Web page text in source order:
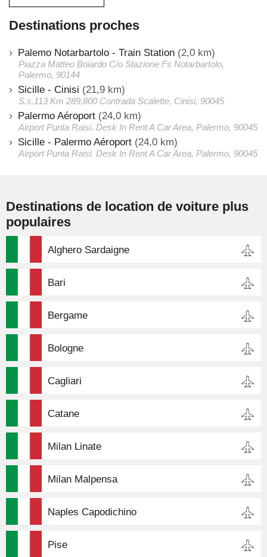
Destinations proches
Palemo Notarbartolo - Train Station (2,0 km)
Piazza Matteo Boiardo C/o Stazione Fs Notarbartolo,
Palermo, 90144
Sicille - Cinisi (21,9 km)
S.s.113 Km 289,800 Contrada Scalette, Cinisi, 90045
Palermo Aéroport (24,0 km)
Airport Punta Raisi. Desk In Rent A Car Area, Palermo, 90045
Sicille - Palermo Aéroport (24,0 km)
Airport Punta Raisi. Desk In Rent A Car Area, Palermo, 90045
Destinations de location de voiture plus
populaires
Alghero Sardaigne
Bari
Bergame
Bologne
Cagliari
Catane
Milan Linate
Milan Malpensa
Naples Capodichino
Pise